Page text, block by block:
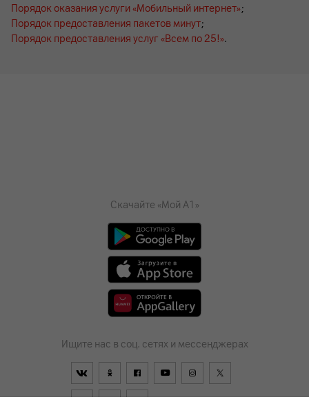
Порядок оказания услуги «Мобильный интернет»;
Порядок предоставления пакетов минут;
Порядок предоставления услуг «Всем по 25!».
Скачайте «Мой А1»
Ищите нас в соц. сетях и мессенджерах